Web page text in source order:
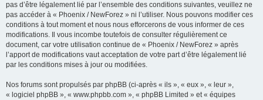
pas d’être légalement lié par l’ensemble des conditions suivantes, veuillez ne
pas accéder à « Phoenix / NewForez » ni l’utiliser. Nous pouvons modifier ces
conditions à tout moment et nous nous efforcerons de vous informer de ces
modifications. Il vous incombe toutefois de consulter régulièrement ce
document, car votre utilisation continue de « Phoenix / NewForez » après
l’apport de modifications vaut acceptation de votre part d’être légalement lié
par les conditions mises à jour ou modifiées.
Nos forums sont propulsés par phpBB (ci-après « ils », « eux », « leur »,
« logiciel phpBB », « www.phpbb.com », « phpBB Limited » et « équipes